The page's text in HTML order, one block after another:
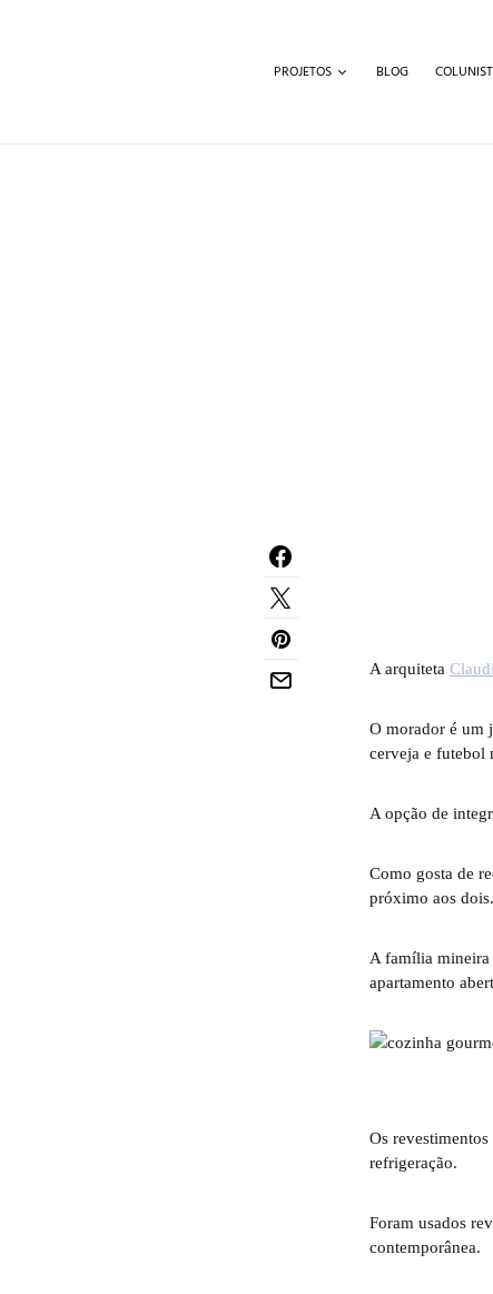
PROJETOS BLOG
A arquiteta
O morador é um
cerveja e futebol
A opção de
Como gosta de
próximo aos dois.
A família mineira
apartamento
Os
refrigeração.
Foram usados
contemporânea.